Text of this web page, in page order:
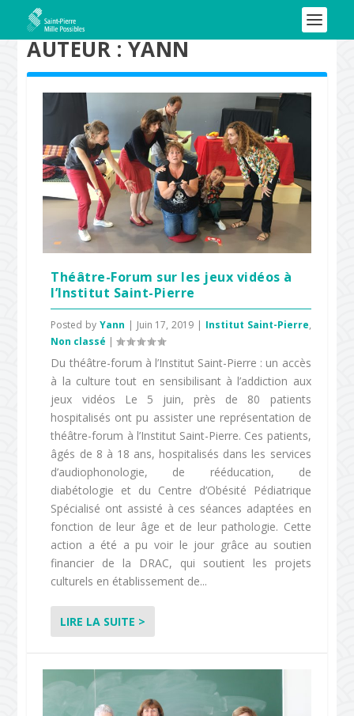
AUTEUR :YANN
Théâtre-Forum sur les jeux vidéos à
l’Institut Saint-Pierre
Posted byYann | Juin 17, 2019 | Institut Saint-Pierre,
Non classé |
Du théâtre-forum à l’Institut Saint-Pierre : un accès
à la culture tout en sensibilisant à l’addiction aux
jeux vidéos Le 5 juin, près de 80 patients
hospitalisés ont pu assister une représentation de
théâtre-forum à l’Institut Saint-Pierre. Ces patients,
âgés de 8 à 18 ans, hospitalisés dans les services
d’audiophonologie, de rééducation, de
diabétologie et du Centre d’Obésité Pédiatrique
Spécialisé ont assisté à ces séances adaptées en
fonction de leur âge et de leur pathologie. Cette
action a été a pu voir le jour grâce au soutien
financier de la DRAC, qui soutient les projets
culturels en établissement de...
LIRE LA SUITE >